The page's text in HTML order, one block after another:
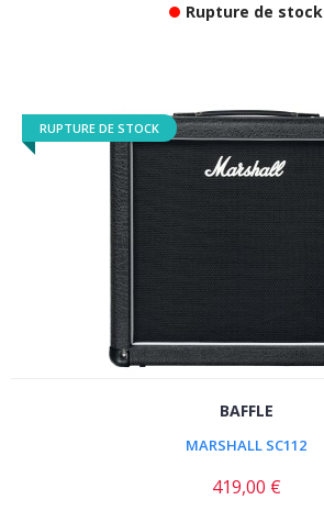
Rupture de stock
RUPTURE DE STOCK
BAFFLE
MARSHALL SC112
419,00 €